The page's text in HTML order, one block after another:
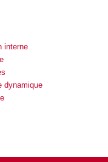
interne
dynamique